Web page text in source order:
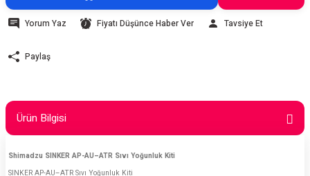
Yorum Yaz Fiyatı Düşünce Haber Ver Tavsiye Et
Paylaş
Ürün Bilgisi
Shimadzu SINKER AP-AU–ATR Sıvı Yoğunluk Kiti
SINKER AP-AU–ATR Sıvı Yoğunluk Kiti